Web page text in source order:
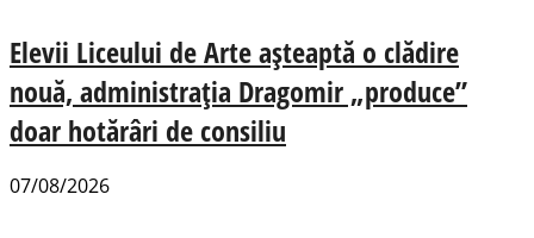
Elevii Liceului de Arte așteaptă o clădire
nouă, administrația Dragomir „produce”
doar hotărâri de consiliu
07/08/2026